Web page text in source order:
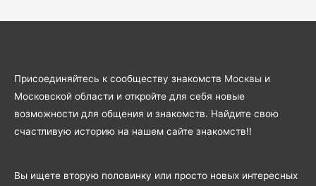
Присоединяйтесь к сообществу знакомств Москвы и
Московской области и откройте для себя новые
возможности для общения и знакомств. Найдите свою
счастливую историю на нашем сайте знакомств!!
Вы ищете вторую половинку или просто новых интересных